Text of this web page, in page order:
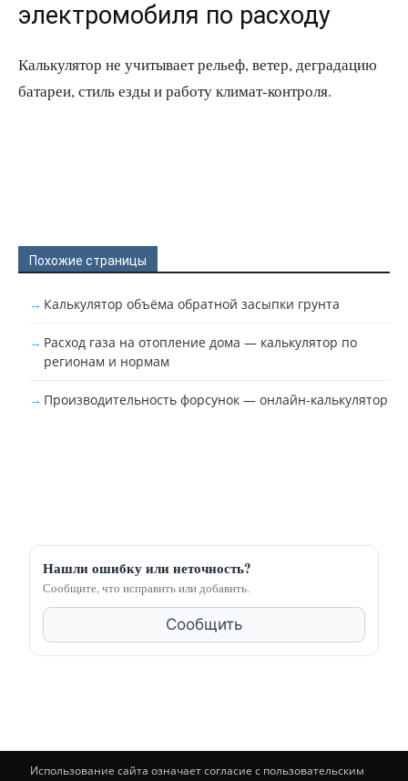
электромобиля по расходу
Калькулятор не учитывает рельеф, ветер, деградацию
батареи, стиль езды и работу климат-контроля.
Похожие страницы
Калькулятор объёма обратной засыпки грунта
Расход газа на отопление дома — калькулятор по
регионам и нормам
Производительность форсунок — онлайн-калькулятор
Нашли ошибку или неточность?
Сообщите, что исправить или добавить.
Сообщить
Использование сайта означает согласие с пользовательским